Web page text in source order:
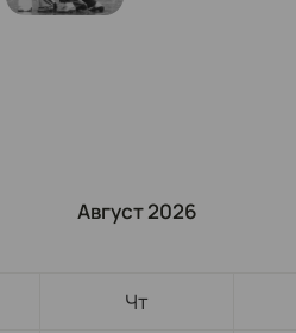
Август 2026
Чт